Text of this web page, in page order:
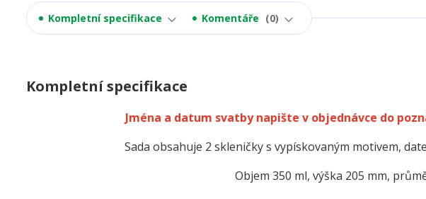
Kompletní specifikace Komentáře 0
Kompletní specifikace
Jména a datum svatby napište v objednávce do
Sada obsahuje 2 skleničky s vypískovaným motivem,
Objem 350 ml, výška 205 mm,